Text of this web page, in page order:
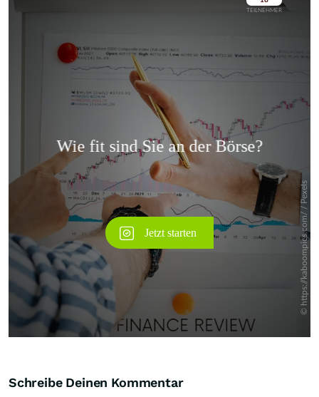
Überspringen
Schreibe Deinen Kommentar